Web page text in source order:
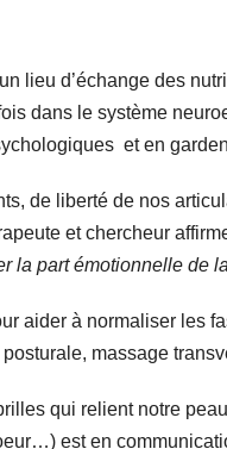
en bonne santé ils
lieu d’échange des
dans le système
de liberté de nos
et chercheur
aider à normaliser les
qui relient notre